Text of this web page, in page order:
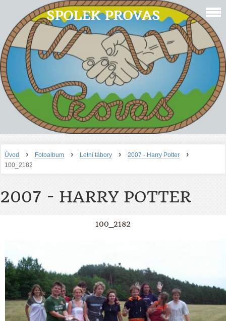
SPOLEK PROVAS
Úvod › Fotoalbum › Letní tábory › 2007 - Harry Potter ›
100_2182
2007 - HARRY POTTER
100_2182